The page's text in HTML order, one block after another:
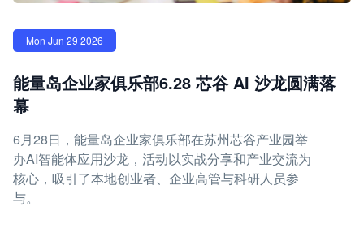
Mon Jun 29 2026
能量岛企业家俱乐部6.28 芯谷 AI 沙龙圆满落
幕
6月28日，能量岛企业家俱乐部在苏州芯谷产业园举
办AI智能体应用沙龙，活动以实战分享和产业交流为
核心，吸引了本地创业者、企业高管与科研人员参
与。